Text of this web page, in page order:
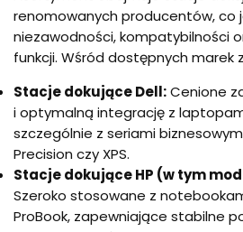
renomowanych producentów, co
niezawodności, kompatybilności
funkcji. Wśród dostępnych marek
Stacje dokujące Dell:Cenione
i optymalną integrację z
szczególnie z seriami
Precision czy XPS.
Stacje dokujące HP (w tym
Szeroko stosowane z
ProBook, zapewniające stabilne